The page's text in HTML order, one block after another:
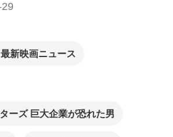
最新映画ニュース
ーズ 巨大企業が恐れた男